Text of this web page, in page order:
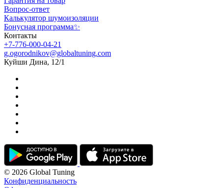
Вопрос-ответ
Калькулятор шумоизоляции
Бонусная программа✨
Контакты
+7-776-000-04-21
g.ogorodnikov@globaltuning.com
Куйши Дина, 12/1
© 2026 Global Tuning
Конфиденциальность